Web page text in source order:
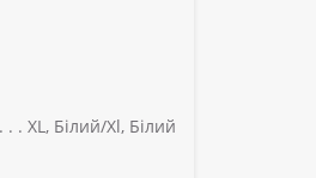
XL, Білий/Xl, Білий